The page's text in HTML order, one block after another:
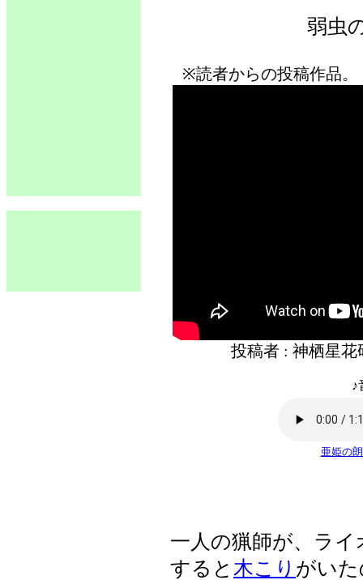
弱虫
※読者からの投稿作品
投稿者 : 神栖星
♪
亜姫の
一人の猟師が、ライ
すると 木こり がい